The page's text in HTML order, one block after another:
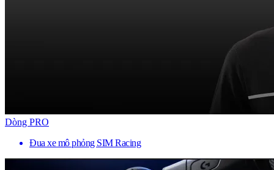
Dòng PRO
Đua xe mô phỏng SIM Racing